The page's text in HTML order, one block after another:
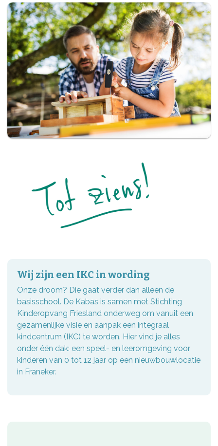
Wij zijn een IKC in wording
Onze droom? Die gaat verder dan alleen de
basisschool. De Kabas is samen met Stichting
Kinderopvang Friesland onderweg om vanuit een
gezamenlijke visie en aanpak een integraal
kindcentrum (IKC) te worden. Hier vind je alles
onder één dak: een speel- en leeromgeving voor
kinderen van 0 tot 12 jaar op een nieuwbouwlocatie
in Franeker.